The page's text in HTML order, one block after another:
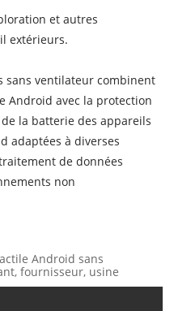
et autres
extérieurs.
sans ventilateur combinent
Android avec la protection
la batterie des appareils
adaptées à diverses
de données
non
Android sans
fournisseur, usine